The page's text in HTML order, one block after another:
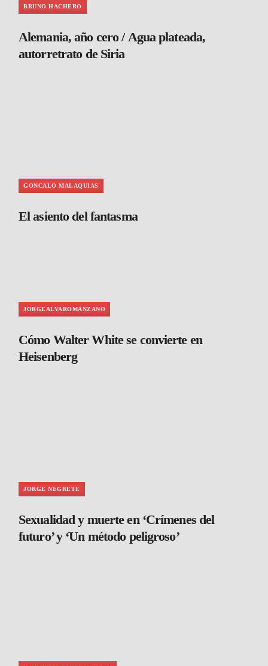
BRUNO HACHERO
Alemania, año cero / Agua plateada,
autorretrato de Siria
GONCALO MALAQUIAS
El asiento del fantasma
JORGEALVAROMANZANO
Cómo Walter White se convierte en
Heisenberg
JORGE NEGRETE
Sexualidad y muerte en ‘Crímenes del
futuro’ y ‘Un método peligroso’